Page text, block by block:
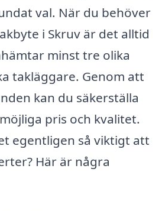
val. När du behöver
i Skruv är det alltid
minst tre olika
takläggare. Genom att
kan du säkerställa
pris och kvalitet.
egentligen så viktigt att
Här är några